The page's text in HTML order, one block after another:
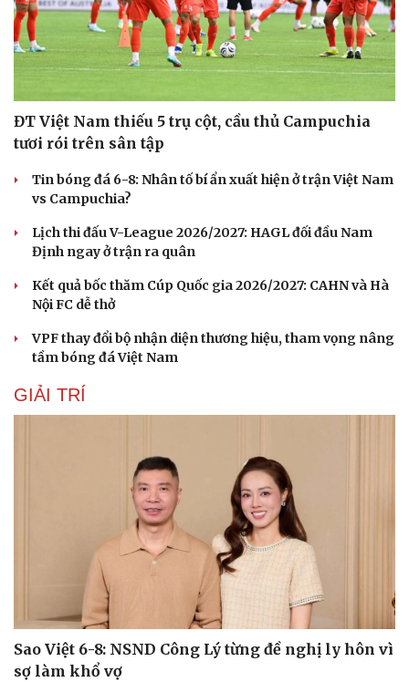
Sức khỏe
Cây thuốc
Sản phụ khoa
Nam khoa
Làm đẹp - giảm cân
Đời sống
Blog
ĐT Việt Nam thiếu 5 trụ cột, cầu thủ Campuchia
tươi rói trên sân tập
Tin bóng đá 6-8: Nhân tố bí ẩn xuất hiện ở trận Việt Nam
vs Campuchia?
Lịch thi đấu V-League 2026/2027: HAGL đối đầu Nam
Định ngay ở trận ra quân
Kết quả bốc thăm Cúp Quốc gia 2026/2027: CAHN và Hà
Nội FC dễ thở
VPF thay đổi bộ nhận diện thương hiệu, tham vọng nâng
tầm bóng đá Việt Nam
GIẢI TRÍ
Sao Việt 6-8: NSND Công Lý từng đề nghị ly hôn vì
sợ làm khổ vợ